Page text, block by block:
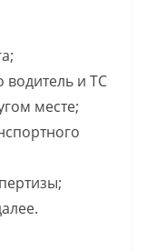
водитель и ТС
месте;